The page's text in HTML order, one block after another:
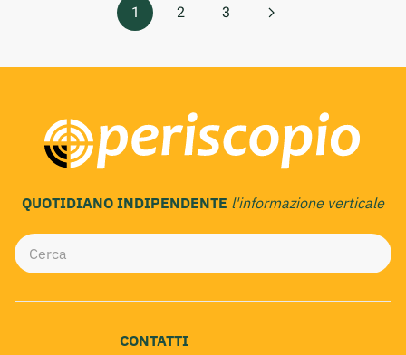
1 2 3
QUOTIDIANO INDIPENDENTE l'informazione verticale
CONTATTI